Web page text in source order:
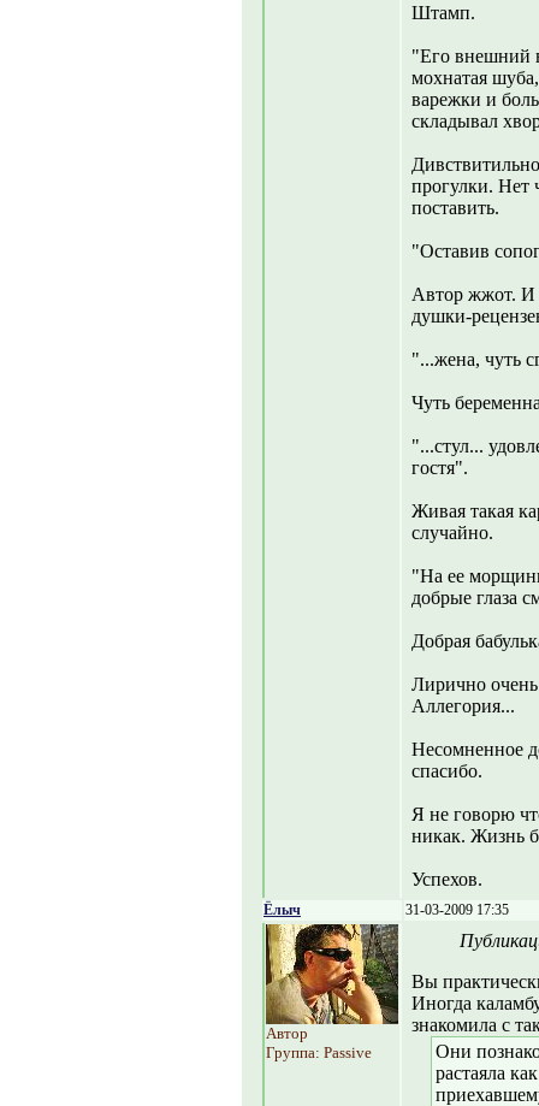
Штамп.
"Его внешний
мохнатая
варежки и
складывал
прогулки. Нет
поставить.
"Оставив
Автор жжот. И
душки-
"...жена, чуть
Чуть
"...стул...
гостя".
Живая такая
случайно.
"На ее
добрые глаза
Добрая
Лирично
Аллегория...
Несомненное
спасибо.
Я не говорю
никак. Жизнь
Успехов.
Ёлыч 31-03-2009 17:35
Автор
Группа: Passive
Вы
Иногда
знакомила с
Они
растаяла